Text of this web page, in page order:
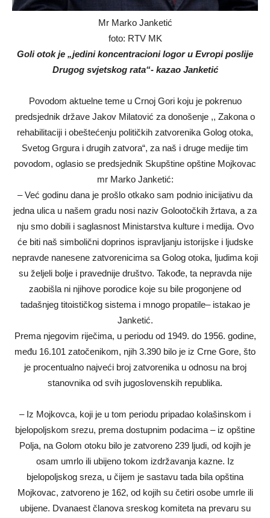
Mr Marko Janketić
foto: RTV MK
Goli otok je „jedini koncentracioni logor u Evropi poslije
Drugog svjetskog rata“- kazao Janketić
Povodom aktuelne teme u Crnoj Gori koju je pokrenuo
predsjednik države Jakov Milatović za donošenje ,, Zakona o
rehabilitaciji i obeštećenju političkih zatvorenika Golog otoka,
Svetog Grgura i drugih zatvora“, za naš i druge medije tim
povodom, oglasio se predsjednik Skupštine opštine Mojkovac
mr Marko Janketić:
– Već godinu dana je prošlo otkako sam podnio inicijativu da
jedna ulica u našem gradu nosi naziv Golootočkih žrtava, a za
nju smo dobili i saglasnost Ministarstva kulture i medija. Ovo
će biti naš simbolični doprinos ispravljanju istorijske i ljudske
nepravde nanesene zatvorenicima sa Golog otoka, ljudima koji
su željeli bolje i pravednije društvo. Takođe, ta nepravda nije
zaobišla ni njihove porodice koje su bile progonjene od
tadašnjeg titoističkog sistema i mnogo propatile– istakao je
Janketić.
Prema njegovim riječima, u periodu od 1949. do 1956. godine,
među 16.101 zatočenikom, njih 3.390 bilo je iz Crne Gore, što
je procentualno najveći broj zatvorenika u odnosu na broj
stanovnika od svih jugoslovenskih republika.
– Iz Mojkovca, koji je u tom periodu pripadao kolašinskom i
bjelopoljskom srezu, prema dostupnim podacima – iz opštine
Polja, na Golom otoku bilo je zatvoreno 239 ljudi, od kojih je
osam umrlo ili ubijeno tokom izdržavanja kazne. Iz
bjelopoljskog sreza, u čijem je sastavu tada bila opština
Mojkovac, zatvoreno je 162, od kojih su četiri osobe umrle ili
ubijene. Dvanaest članova sreskog komiteta na prevaru su